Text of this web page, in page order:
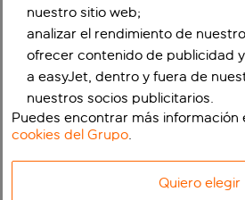
nuestro sitio web;
analizar el rendimiento de
ofrecer contenido de publicidad
a easyJet, dentro y fuera de
nuestros socios publicitarios.
Puedes encontrar más
cookies del Grupo.
Quiero elegir